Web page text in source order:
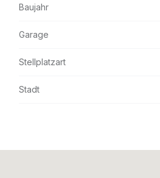
Baujahr
Garage
Stellplatzart
Stadt